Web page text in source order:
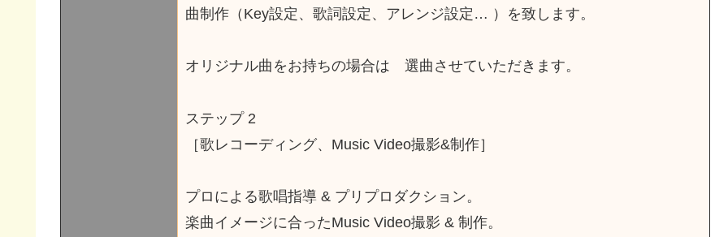
曲制作（Key設定、歌詞設定、アレンジ設定… ）を致します。
オリジナル曲をお持ちの場合は 選曲させていただきます。
ステップ 2
［歌レコーディング、Music Video撮影&制作］
プロによる歌唱指導 & プリプロダクション。
楽曲イメージに合ったMusic Video撮影 & 制作。